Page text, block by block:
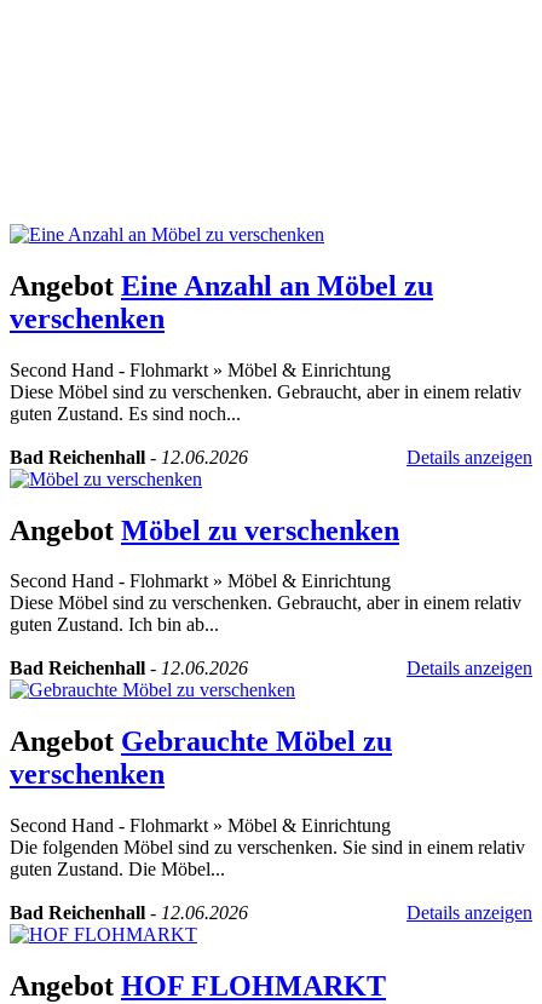
Angebot Eine Anzahl an Möbel zu
verschenken
Second Hand - Flohmarkt » Möbel & Einrichtung
Diese Möbel sind zu verschenken. Gebraucht, aber in einem relativ
guten Zustand. Es sind noch...
Bad Reichenhall - 12.06.2026 Details anzeigen
Angebot Möbel zu verschenken
Second Hand - Flohmarkt » Möbel & Einrichtung
Diese Möbel sind zu verschenken. Gebraucht, aber in einem relativ
guten Zustand. Ich bin ab...
Bad Reichenhall - 12.06.2026 Details anzeigen
Angebot Gebrauchte Möbel zu
verschenken
Second Hand - Flohmarkt » Möbel & Einrichtung
Die folgenden Möbel sind zu verschenken. Sie sind in einem relativ
guten Zustand. Die Möbel...
Bad Reichenhall - 12.06.2026 Details anzeigen
Angebot HOF FLOHMARKT